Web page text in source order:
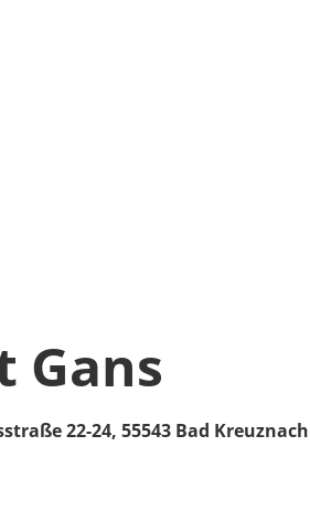
Gans
22-24, 55543 Bad Kreuznach